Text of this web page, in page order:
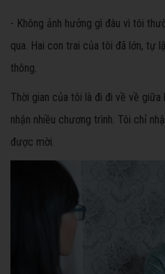
- Không ảnh hưởng gì đâu vì tôi
qua. Hai con trai của tôi đã lớn, tự
thông.
Thời gian của tôi là đi đi về về giữa
nhận nhiều chương trình. Tôi chỉ
được mời.